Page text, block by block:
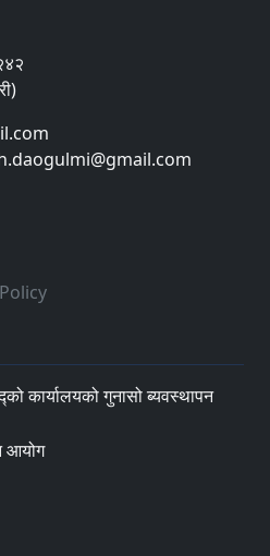
कार्यालयको गुनासो ब्यवस्थापन
आयोग